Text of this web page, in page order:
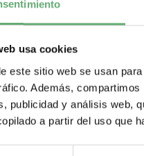
usa cookies
este sitio web se usan
Además,
publicidad y análisis web,
a partir del uso que
Cuerpo. estado
.
25 mm
.
apertura de
30 x 15
.
Peso del